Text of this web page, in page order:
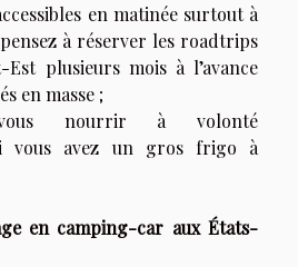
en matinée surtout à
à réserver les roadtrips
plusieurs mois à l’avance
en masse ;
nourrir à volonté
vous avez un gros frigo à
en camping-car aux États-